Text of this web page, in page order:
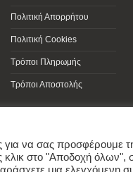
Πολιτική Απορρήτου
Πολιτική Cookies
Τρόποι Πληρωμής
Τρόποι Αποστολής
Nea Filadelfia, Athens
- info@e-
να σας προσφέρουμε
κλικ στο "Αποδοχή